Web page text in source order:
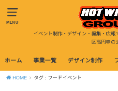
MENU
イベント制作・デザイン・編集・広報
区高円寺の
ホーム 事業一覧 デザイン制作
HOME タグ : フードイベント